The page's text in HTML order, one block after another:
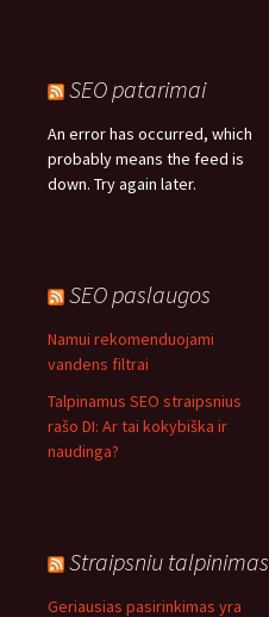
SEO patarimai
An error has occurred, which
probably means the feed is
down. Try again later.
SEO paslaugos
Namui rekomenduojami
vandens filtrai
Talpinamus SEO straipsnius
rašo DI: Ar tai kokybiška ir
naudinga?
Straipsniu talpinimas
Geriausias pasirinkimas yra